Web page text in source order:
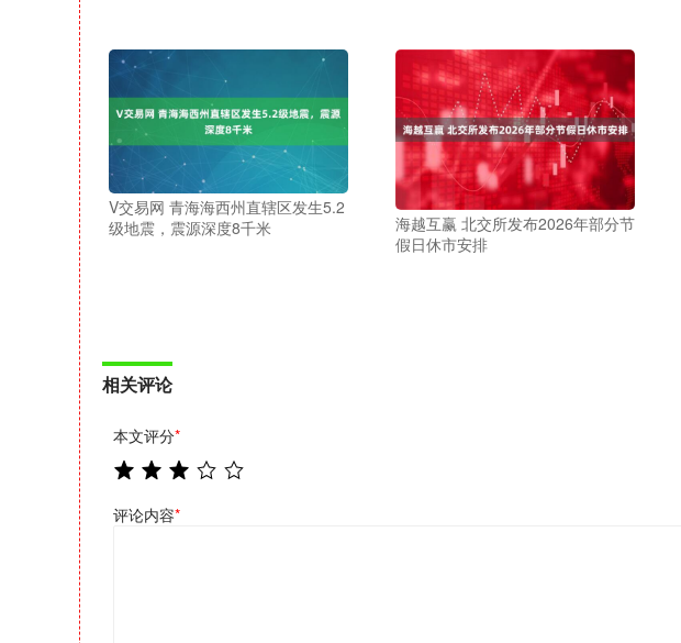
V交易网 青海海西州直辖区发生5.2
级地震，震源深度8千米
海越互赢 北交所发布2026年部分节
假日休市安排
相关评论
本文评分*
评论内容*